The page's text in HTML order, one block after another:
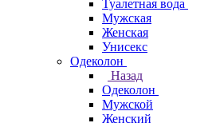
Туалетная вода
Мужская
Женская
Унисекс
Одеколон
Назад
Одеколон
Мужской
Женский